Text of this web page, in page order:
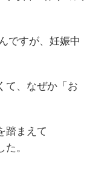
ですが、妊娠中
て、なぜか「お
踏まえて
。